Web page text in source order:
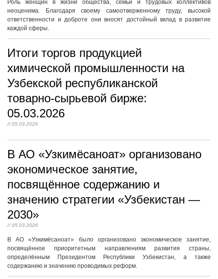
Роль женщин в жизни общества, семьи и трудовых коллективов
неоценима. Благодаря своему самоотверженному труду, высокой
ответственности и доброте они вносят достойный вклад в развитие
каждой сферы.
Итоги торгов продукцией
химической промышленности на
Узбекской республиканской
товарно-сырьевой бирже:
05.03.2026
// 05.03.2026
В АО «Узкимёсаноат» организовано
экономическое занятие,
посвящённое содержанию и
значению стратегии «Узбекистан —
2030»
// 05.03.2026
В АО «Узкимёсаноат» было организовано экономическое занятие,
посвящённое приоритетным направлениям развития страны,
определённым Президентом Республики Узбекистан, а также
содержанию и значению проводимых реформ.